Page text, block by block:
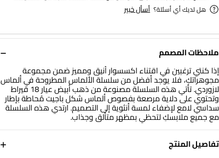
ملاحظات المصمم −
إذا كنتي ترغبين في اقتناء اكسسوار أنيق ومميز ضمن مجموعة
مجوهراتكِ، فلا يوجد أفضل من سلسلة الألماس المطروحة في ألماس
لازوردي. تأتي هذه السلسلة مصنوعة من ذهب أبيض عيار 18 قيراط
وتحتوي على دلاية مرصعة بفصوص ألماس شكل باجيت مُحاطة بإطار
سداسي لامع لإضفاء لمسة أنثوية إلى التصميم. ارتدي هذه السلسلة
مع جميع ملابسكِ لتحظي بمظهر متألق وجذاب.
تفاصيل المنتج
+
هل لديك أي أسئلة؟ أسأل خبير